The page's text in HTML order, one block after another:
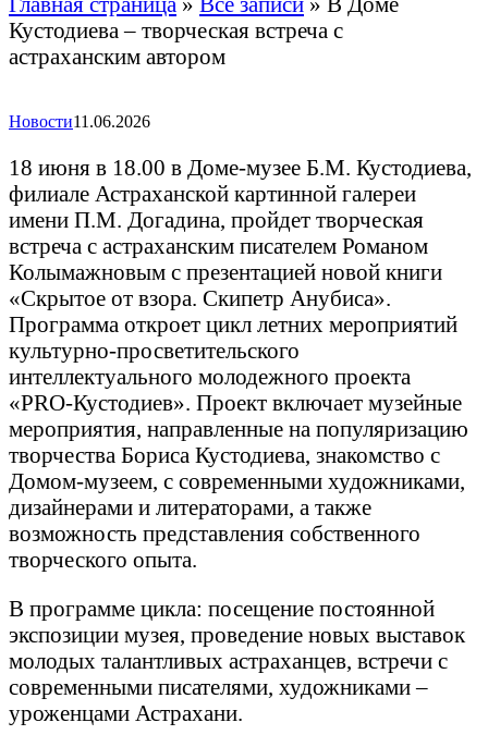
Кустодиева – творческая встреча с
астраханским автором
Новости11.06.2026
18 июня в 18.00 в Доме-музее Б.М. Кустодиева,
филиале Астраханской картинной галереи
имени П.М. Догадина, пройдет творческая
встреча с астраханским писателем Романом
Колымажновым с презентацией новой книги
«Скрытое от взора. Скипетр Анубиса».
Программа откроет цикл летних мероприятий
культурно-просветительского
интеллектуального молодежного проекта
«PRO-Кустодиев». Проект включает музейные
мероприятия, направленные на популяризацию
творчества Бориса Кустодиева, знакомство с
Домом-музеем, с современными художниками,
дизайнерами и литераторами, а также
возможность представления собственного
творческого опыта.
В программе цикла: посещение постоянной
экспозиции музея, проведение новых выставок
молодых талантливых астраханцев, встречи с
современными писателями, художниками –
уроженцами Астрахани.